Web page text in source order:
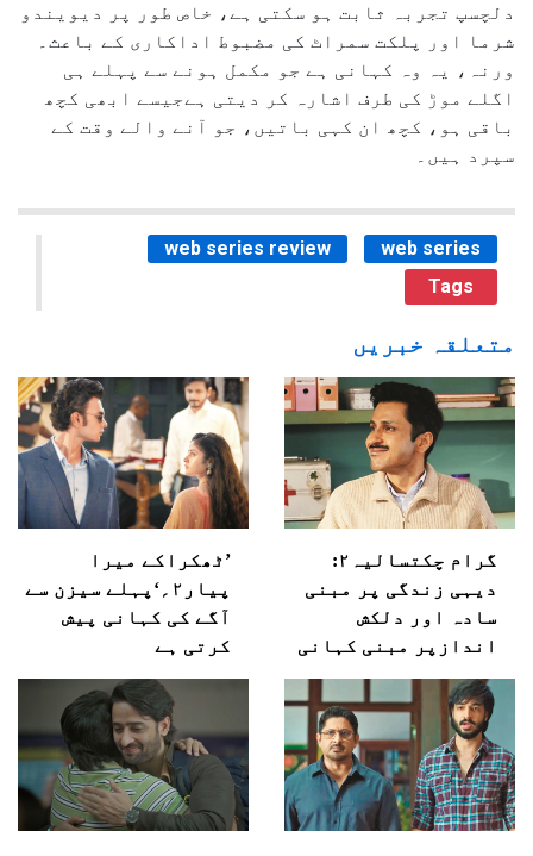
دلچسپ تجربہ ثابت ہو سکتی ہے، خاص طور پر دیویندو
شرما اور پلکت سمراٹ کی مضبوط اداکاری کے باعث۔
ورنہ، یہ وہ کہانی ہے جو مکمل ہونے سے پہلے ہی
اگلے موڑ کی طرف اشارہ کر دیتی ہےجیسے ابھی کچھ
باقی ہو، کچھ ان کہی باتیں، جو آنے والے وقت کے
سپرد ہیں۔
web series review
web series
Tags
متعلقہ خبریں
گرام چکتسالیہ۲:
دیہی زندگی پر مبنی
سادہ اور دلکش
اندازپر مبنی کہانی
’ٹھکراکے میرا
پیار۲؍‘پہلے سیزن سے
آگے کی کہانی پیش
کرتی ہے